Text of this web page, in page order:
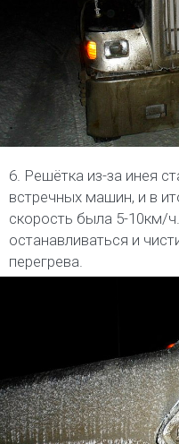
6. Решётка из-за инея
встречных машин, и в
скорость была 5-10км/
останавливаться и
перегрева.